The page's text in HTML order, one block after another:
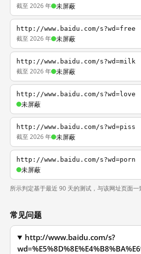
截至 2026 年 未屏蔽
http://www.baidu.com/s?wd=free
截至 2026 年 未屏蔽
http://www.baidu.com/s?wd=milk
截至 2026 年 未屏蔽
http://www.baidu.com/s?wd=love
未屏蔽
http://www.baidu.com/s?wd=piss
截至 2026 年 未屏蔽
http://www.baidu.com/s?wd=porn
未屏蔽
所示判定基于最近 90 天的测试，与该网址页面一
常见问题
http://www.baidu.com/s?